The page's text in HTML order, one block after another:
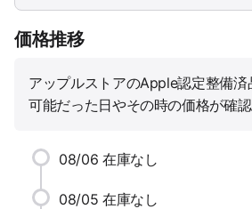
価格推移
アップルストアのApple認定整備済
可能だった日やその時の価格が確認
08/06 在庫なし
08/05 在庫なし